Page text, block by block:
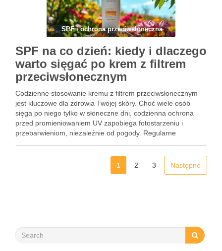
SPF i ochrona przeciwsłoneczna
SPF na co dzień: kiedy i dlaczego
warto sięgać po krem z filtrem
przeciwsłonecznym
Codzienne stosowanie kremu z filtrem przeciwsłonecznym
jest kluczowe dla zdrowia Twojej skóry. Choć wiele osób
sięga po niego tylko w słoneczne dni, codzienna ochrona
przed promieniowaniem UV zapobiega fotostarzeniu i
przebarwieniom, niezależnie od pogody. Regularne
1
2 3 Następne